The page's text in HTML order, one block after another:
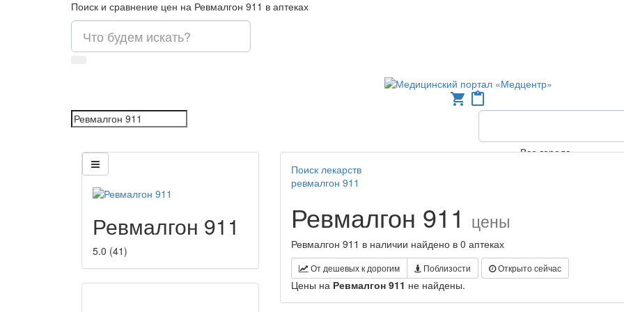
Поиск и сравнение цен на Ревмалгон 911 в аптеках
shopping_cart content_paste
Все города
Ревмалгон 911
5.0 (41)
Поиск лекарств
ревмалгон 911
Ревмалгон 911 цены
Ревмалгон 911 в наличии найдено в 0 аптеках
От дешевых к дорогим Поблизости Открыто сейчас
Цены на Ревмалгон 911 не найдены.